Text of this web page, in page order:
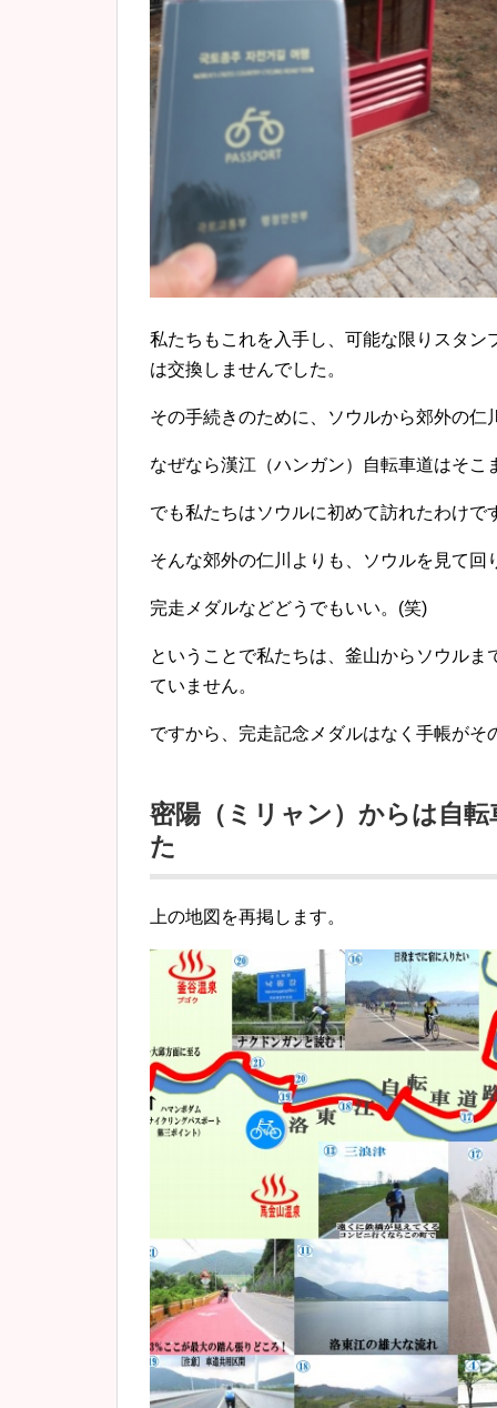
私たちもこれを入手し、可能な限りスタ
は交換しませんでした。
その手続きのために、ソウルから郊外の
なぜなら漢江（ハンガン）自転車道はそ
でも私たちはソウルに初めて訪れたわけで
そんな郊外の仁川よりも、ソウルを見て回
完走メダルなどどうでもいい。(笑)
ということで私たちは、釜山からソウル
ていません。
ですから、完走記念メダルはなく手帳がそ
密陽（ミリャン）からは自
た
上の地図を再掲します。